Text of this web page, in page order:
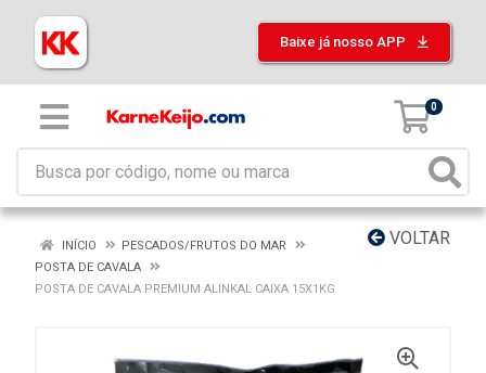
Baixe já nosso APP
0
VOLTAR
INÍCIO
PESCADOS/FRUTOS DO MAR
POSTA DE CAVALA
POSTA DE CAVALA PREMIUM ALINKAL CAIXA 15X1KG